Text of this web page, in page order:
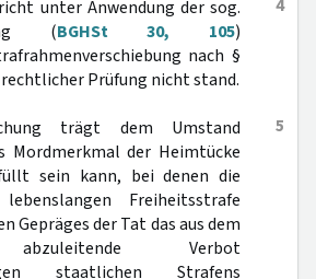
4
unter Anwendung der sog.
(BGHSt 30, 105)
nach §
Prüfung nicht stand.
5
trägt dem Umstand
Mordmerkmal der Heimtücke
sein kann, bei denen die
Freiheitsstrafe
Gepräges der Tat das aus dem
abzuleitende Verbot
staatlichen Strafens